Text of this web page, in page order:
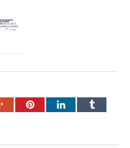
Google+PinterestLinkedInTumblr